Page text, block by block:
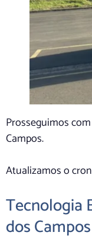
Prosseguimos
Campos.
Atualizamos o
Tecnologia
dos Campos